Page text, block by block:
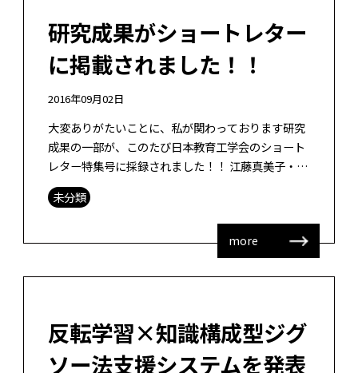
研究成果がショートレター
に掲載されました！！
2016年09月02日
大変ありがたいことに、私が関わっております研究
成果の一部が、このたび日本教育工学会のショート
レター特集号に採録されました！！ 江藤真美子・井
上功一・山田政寛 (印刷中) 高等学校における知識構
成型ジグソー法を取り入れたヘ […]
未分類
more
反転学習×知識構成型ジグ
ソー法支援システムを発表